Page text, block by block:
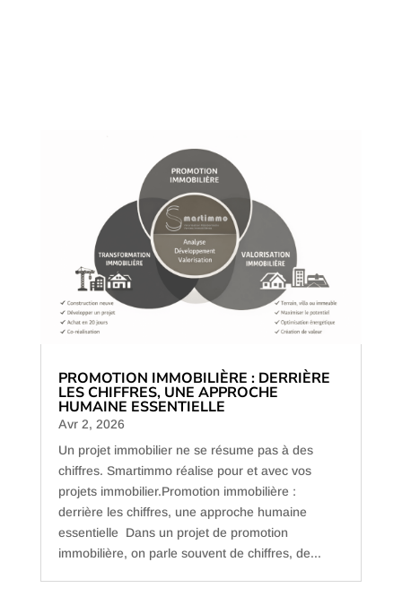
PROMOTION IMMOBILIÈRE : DERRIÈRE
LES CHIFFRES, UNE APPROCHE
HUMAINE ESSENTIELLE
Avr 2, 2026
Un projet immobilier ne se résume pas à des
chiffres. Smartimmo réalise pour et avec vos
projets immobilier.Promotion immobilière :
derrière les chiffres, une approche humaine
essentielle Dans un projet de promotion
immobilière, on parle souvent de chiffres, de...